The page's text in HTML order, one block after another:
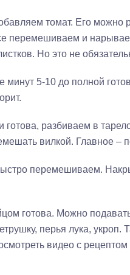
томат. Его можно
перемешиваем и
Но это не
5-10 до полной
готова, разбиваем в
вилкой. Главное –
перемешиваем.
готова. Можно
перья лука,
видео с